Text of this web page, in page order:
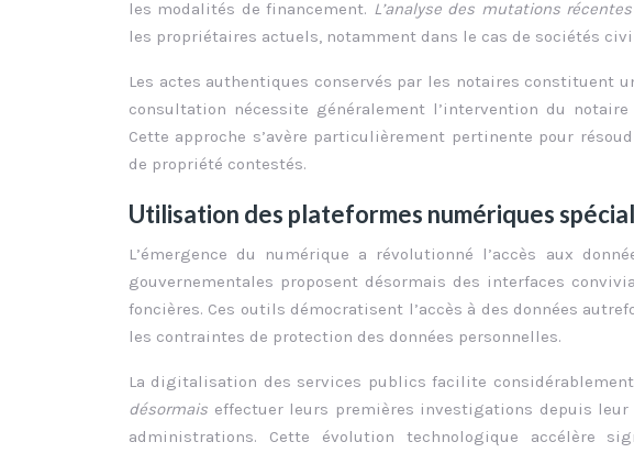
les modalités de financement. L’analyse des mutations récentes
les propriétaires actuels, notamment dans le cas de sociétés
Les actes authentiques conservés par les notaires constituent
consultation nécessite généralement l’intervention du
Cette approche s’avère particulièrement pertinente pour
de propriété contestés.
Utilisation des plateformes numériques
L’émergence du numérique a révolutionné l’accès aux
gouvernementales proposent désormais des interfaces
foncières. Ces outils démocratisent l’accès à des données
les contraintes de protection des données personnelles.
La digitalisation des services publics facilite
désormais effectuer leurs premières investigations depuis
administrations. Cette évolution technologique accélère